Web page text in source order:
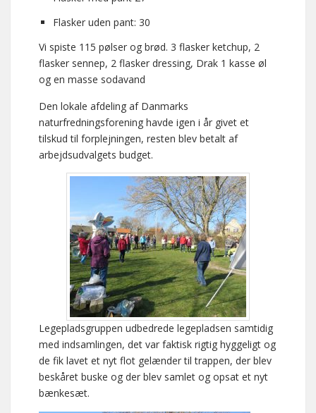
Flasker uden pant: 30
Vi spiste 115 pølser og brød. 3 flasker ketchup, 2
flasker sennep, 2 flasker dressing, Drak 1 kasse øl
og en masse sodavand
Den lokale afdeling af Danmarks
naturfredningsforening havde igen i år givet et
tilskud til forplejningen, resten blev betalt af
arbejdsudvalgets budget.
Legepladsgruppen udbedrede legepladsen samtidig
med indsamlingen, det var faktisk rigtig hyggeligt og
de fik lavet et nyt flot gelænder til trappen, der blev
beskåret buske og der blev samlet og opsat et nyt
bænkesæt.